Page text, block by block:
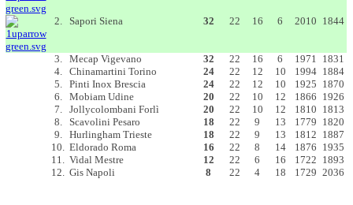
2. Sapori Siena 32 22 16 6 2010 1844
3. Mecap Vigevano 32 22 16 6 1971 1831
4.
Chinamartini Torino 24 22 12 10 1994 1884
5.
Pinti Inox Brescia 24 22 12 10 1925 1870
6.
Mobiam Udine 20 22 10 12 1866 1926
7.
Jollycolombani Forlì 20 22 10 12 1810 1813
8.
Scavolini Pesaro 18 22 9 13 1779 1820
9.
Hurlingham Trieste 18 22 9 13 1812 1887
10. Eldorado Roma 16 22 8 14 1876 1935
11. Vidal Mestre 12 22 6 16 1722 1893
12. Gis Napoli 8 22 4 18 1729 2036